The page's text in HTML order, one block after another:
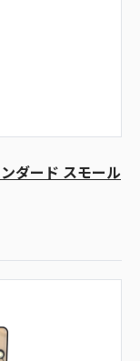
ダード スモール